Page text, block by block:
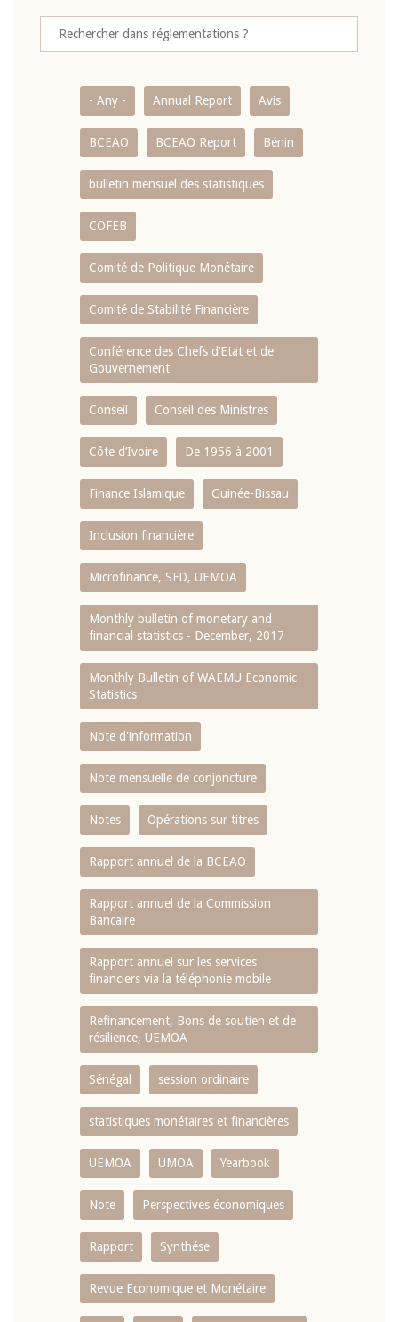
- Any - Annual Report Avis
BCEAO BCEAO Report Bénin
bulletin mensuel des statistiques
COFEB
Comité de Politique Monétaire
Comité de Stabilité Financière
Conférence des Chefs d’Etat et de
Gouvernement
Conseil Conseil des Ministres
Côte d’Ivoire De 1956 à 2001
Finance Islamique Guinée-Bissau
Inclusion financière
Microfinance, SFD, UEMOA
Monthly bulletin of monetary and
financial statistics - December, 2017
Monthly Bulletin of WAEMU Economic
Statistics
Note d'information
Note mensuelle de conjoncture
Notes Opérations sur titres
Rapport annuel de la BCEAO
Rapport annuel de la Commission
Bancaire
Rapport annuel sur les services
financiers via la téléphonie mobile
Refinancement, Bons de soutien et de
résilience, UEMOA
Sénégal session ordinaire
statistiques monétaires et financières
UEMOA UMOA Yearbook
Note Perspectives économiques
Rapport Synthése
Revue Economique et Monétaire